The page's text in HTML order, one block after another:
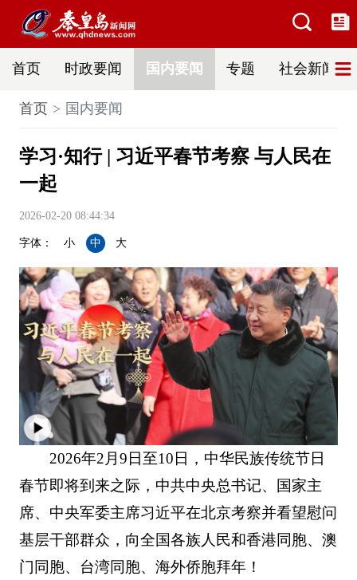
首页 时政要闻 国内要闻 专题 社会新闻
首页 国内要闻
学习·知行 | 习近平春节考察 与人民在
一起
2026-02-20 08:44:34
字体： 小 中 大
2026年2月9日至10日，中华民族传统节日
春节即将到来之际，中共中央总书记、国家主
席、中央军委主席习近平在北京考察并看望慰问
基层干部群众，向全国各族人民和香港同胞、澳
门同胞、台湾同胞、海外侨胞拜年！